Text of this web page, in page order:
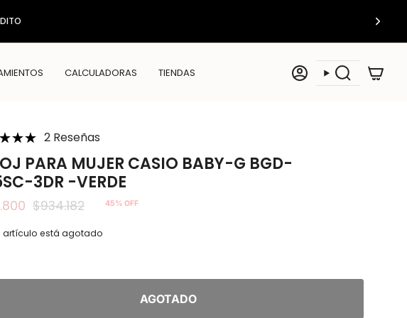
CALCULADORAS TIENDAS CuentaBúsqueda
2 Reseñas
PARA MUJER CASIO BABY-G BGD-
3DR -VERDE
$934.182 45% OFF
artículo está agotado
AGOTADO